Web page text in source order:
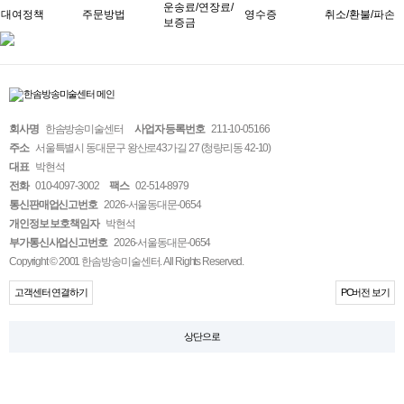
대여정책 주문방법
운송료/연장료/
보증금
영수증 취소/환불/파손
회사명 한솜방송미술센터 사업자 등록번호 211-10-05166
주소 서울특별시 동대문구 왕산로43가길 27 (청량리동 42-10)
대표 박현석
전화 010-4097-3002 팩스 02-514-8979
통신판매업신고번호 2026-서울동대문-0654
개인정보 보호책임자 박현석
부가통신사업신고번호 2026-서울동대문-0654
Copyright © 2001 한솜방송미술센터. All Rights Reserved.
고객센터 연결하기 PC버전 보기
상단으로